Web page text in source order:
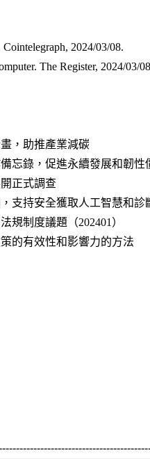
2024/03/08.
The Register, 2024/03/08
，助推產業減碳
忘錄，促進永續發展和韌性
正式調查
支持安全獲取人工智慧和診
規制度議題（202401）
的有效性和影響力的方法